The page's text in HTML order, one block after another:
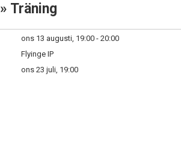
» Träning
ons 13 augusti, 19:00 - 20:00
Flyinge IP
ons 23 juli, 19:00